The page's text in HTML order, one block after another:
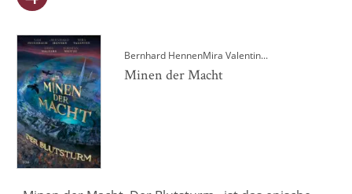
Bernhard HennenMira Valentin...
Minen der Macht